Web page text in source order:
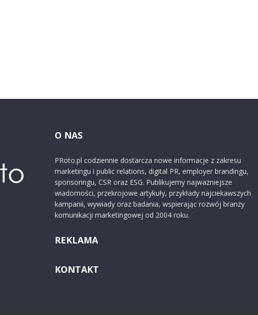
O NAS
PRoto.pl codziennie dostarcza nowe informacje z zakresu
marketingu i public relations, digital PR, employer brandingu,
sponsoringu, CSR oraz ESG. Publikujemy najważniejsze
wiadomości, przekrojowe artykuły, przykłady najciekawszych
kampanii, wywiady oraz badania, wspierając rozwój branży
komunikacji marketingowej od 2004 roku.
REKLAMA
KONTAKT